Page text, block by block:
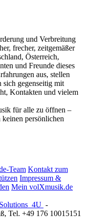
und Verbreitung
frecher, zeitgemäßer
Österreich,
und Freunde dieses
aus, stellen
sich gegenseitig mit
Kontakten und vielem
für alle zu öffnen –
persönlichen
Team Kontakt zum
Impressum &
Mein volXmusik.de
4U -
, Tel. +49 176 10015151